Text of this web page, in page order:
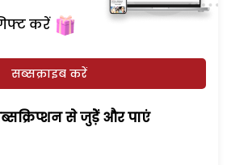
करें
सब्सक्राइब करें
से जुड़ेें और पाएं